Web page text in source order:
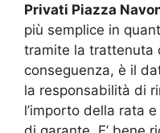
Privati Piazza
più semplice in
tramite la trattenuta
conseguenza, è il
la responsabilità di
l’importo della rata